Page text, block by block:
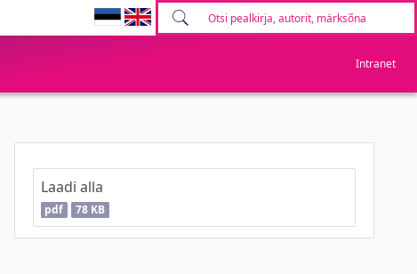
Intranet
Laadi alla
pdf 78 KB